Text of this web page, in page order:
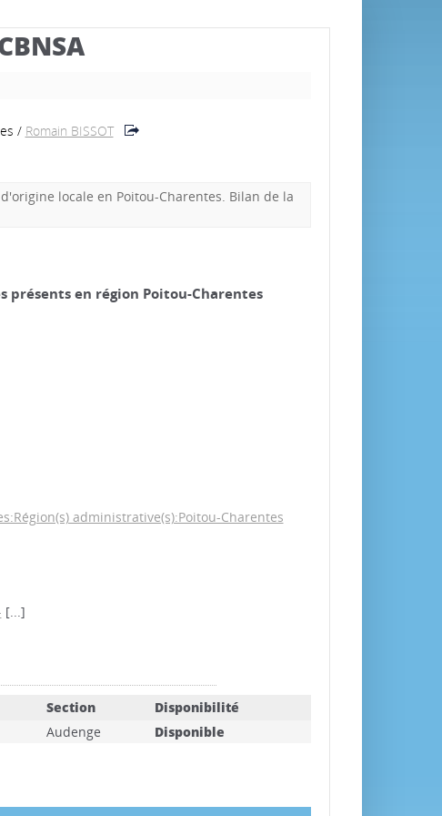
/ Romain BISSOT
locale en Poitou-Charentes. Bilan de la
en région Poitou-Charentes
administrative(s):Poitou-Charentes
[...]
Section
Disponibilité
Audenge Disponible